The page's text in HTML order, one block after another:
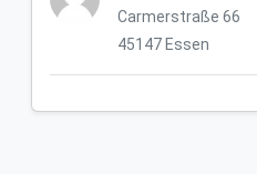
Carmerstraße 66
45147 Essen